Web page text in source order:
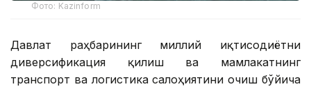
Фото: Kazinform
Давлат раҳбарининг миллий иқтисодиётни
диверсификация қилиш ва мамлакатнинг
транспорт ва логистика салоҳиятини очиш бўйича